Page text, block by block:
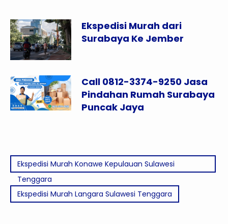
Ekspedisi Murah dari
Surabaya Ke Jember
Call 0812-3374-9250 Jasa
Pindahan Rumah Surabaya
Puncak Jaya
Ekspedisi Murah Konawe Kepulauan Sulawesi
Tenggara
Ekspedisi Murah Langara Sulawesi Tenggara